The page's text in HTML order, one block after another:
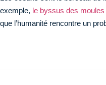
exemple, le byssus des moules
que l’humanité rencontre un